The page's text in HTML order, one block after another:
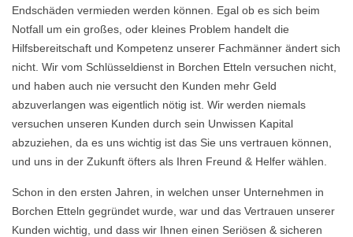
Endschäden vermieden werden können. Egal ob es sich beim
Notfall um ein großes, oder kleines Problem handelt die
Hilfsbereitschaft und Kompetenz unserer Fachmänner ändert sich
nicht. Wir vom Schlüsseldienst in Borchen Etteln versuchen nicht,
und haben auch nie versucht den Kunden mehr Geld
abzuverlangen was eigentlich nötig ist. Wir werden niemals
versuchen unseren Kunden durch sein Unwissen Kapital
abzuziehen, da es uns wichtig ist das Sie uns vertrauen können,
und uns in der Zukunft öfters als Ihren Freund & Helfer wählen.
Schon in den ersten Jahren, in welchen unser Unternehmen in
Borchen Etteln gegründet wurde, war und das Vertrauen unserer
Kunden wichtig, und dass wir Ihnen einen Seriösen & sicheren